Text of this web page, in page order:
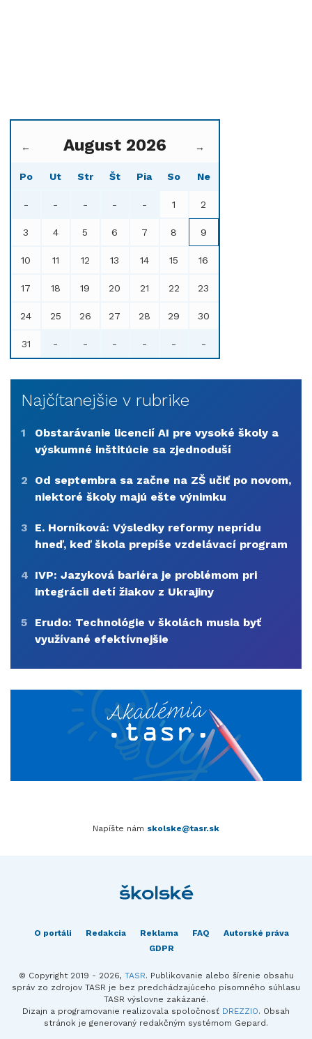
← August 2026 →
Po Ut Str Št Pia So Ne
- - - - - 1 2
3 4 5 6 7 8 9
10 11 12 13 14 15 16
17 18 19 20 21 22 23
24 25 26 27 28 29 30
31 - - - - - -
Najčítanejšie v rubrike
1
Obstarávanie licencií AI pre vysoké školy a
výskumné inštitúcie sa zjednoduší
2
Od septembra sa začne na ZŠ učiť po novom,
niektoré školy majú ešte výnimku
3
E. Horníková: Výsledky reformy neprídu
hneď, keď škola prepíše vzdelávací program
4 IVP: Jazyková bariéra je problémom pri
integrácii detí žiakov z Ukrajiny
5
Erudo: Technológie v školách musia byť
využívané efektívnejšie
Napíšte nám skolske@tasr.sk
O portáli Redakcia Reklama FAQ
Autorské práva
GDPR
© Copyright 2019 - 2026, TASR. Publikovanie alebo šírenie obsahu
správ zo zdrojov TASR je bez predchádzajúceho písomného súhlasu
TASR výslovne zakázané.
Dizajn a programovanie realizovala spoločnosť DREZZIO. Obsah
stránok je generovaný redakčným systémom Gepard.